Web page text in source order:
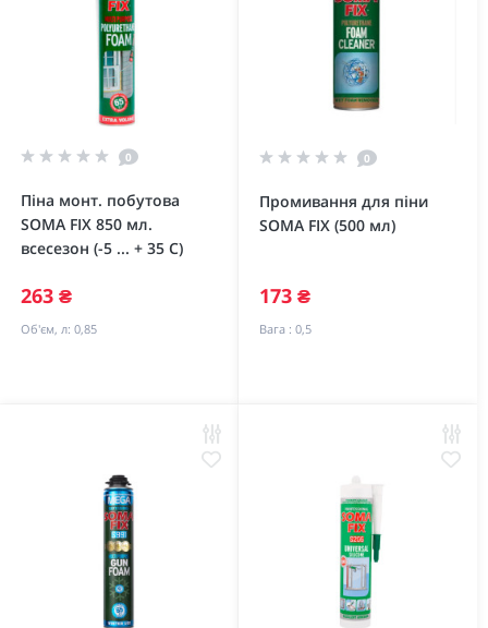
0
Піна монт. побутова
SOMA FIX 850 мл.
всесезон (-5 ... + 35 С)
263 ₴
Об'єм, л: 0,85
0
Промивання для піни
SOMA FIX (500 мл)
173 ₴
Вага : 0,5